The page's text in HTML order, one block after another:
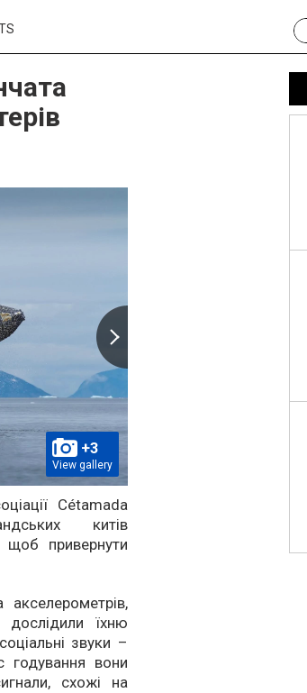
+3
View gallery
Cétamada
китів
щоб привернути
дослідили їхню
звуки –
годування вони
схожі на